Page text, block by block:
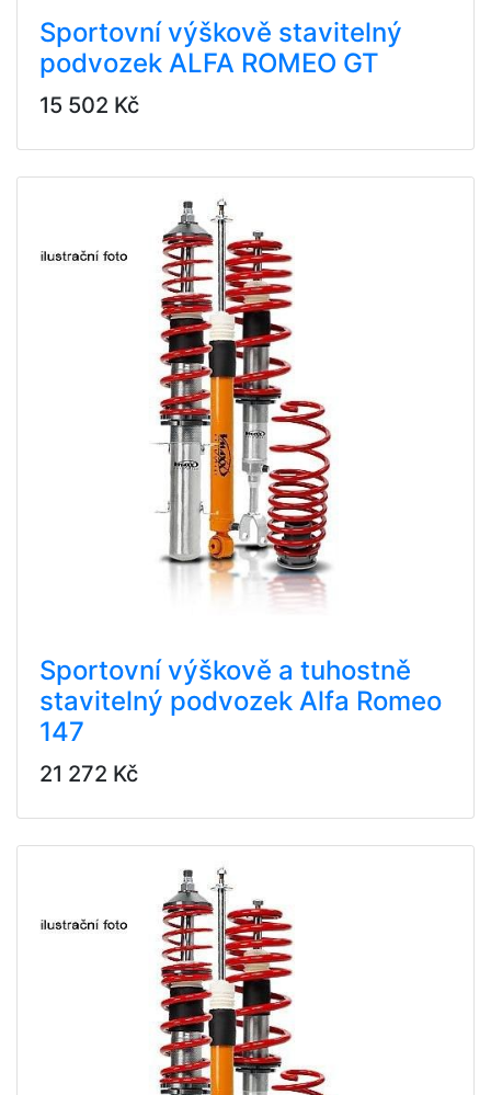
Sportovní výškově stavitelný
podvozek ALFA ROMEO GT
15 502 Kč
Sportovní výškově a tuhostně
stavitelný podvozek Alfa Romeo
147
21 272 Kč